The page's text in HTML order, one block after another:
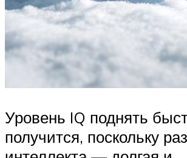
Уровень IQ поднять
получится, поскольку